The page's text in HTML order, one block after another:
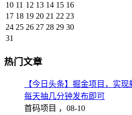
10 11 12 13 14 15 16
17 18 19 20 21 22 23
24 25 26 27 28 29 30
31
热门文章
【今日头条】掘金项目，实
每天抽几分钟发布即可
首码项目 ， 08-10